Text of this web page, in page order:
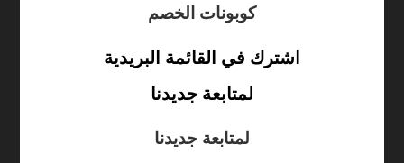
كوبونات الخصم
اشترك في القائمة البريدية
لمتابعة جديدنا
لمتابعة جديدنا